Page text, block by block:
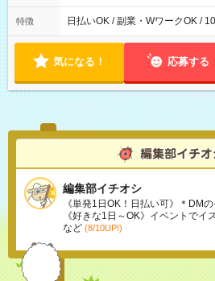
っては多少時間は前後します ▶
早く終わることの方が多いと思い
望の方は夜勤（21:00～6:00）の
特徴 日払いOK / 副業・WワークOK /
気になる！ 応募する
編集部イチオシ
《単発1日OK！日払い可》＊DM
《好きな1日～OK》イベントでイ
など (8/10UP!)